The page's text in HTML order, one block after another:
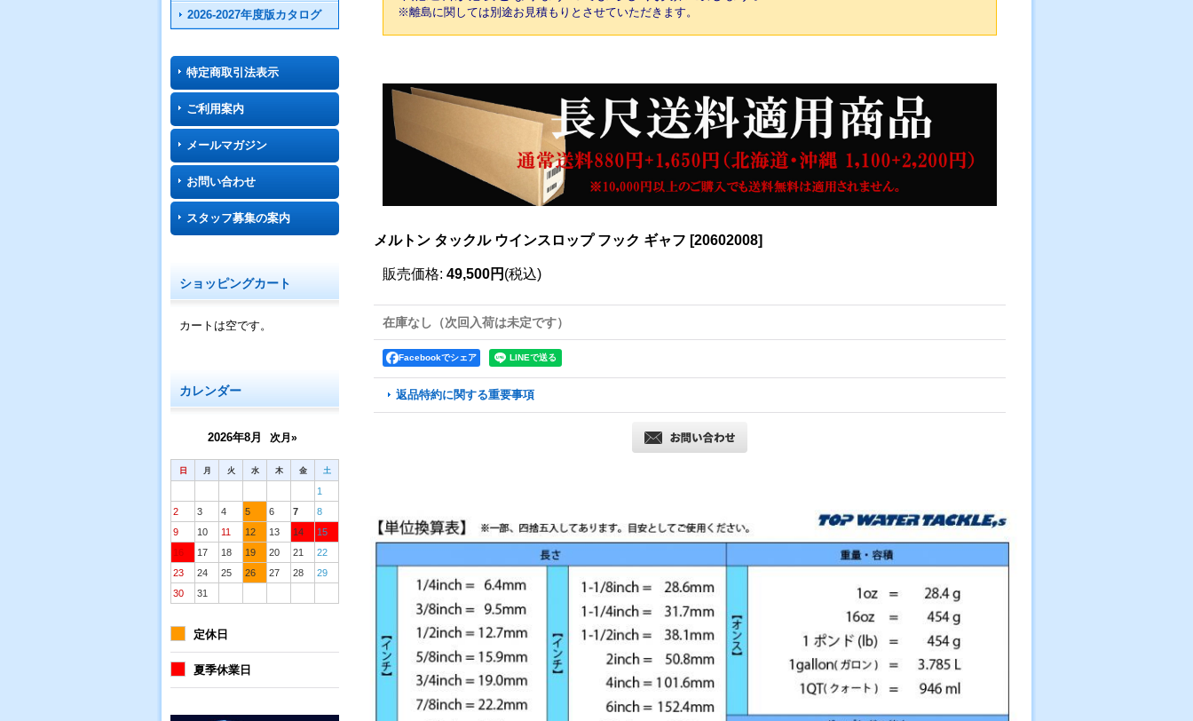
2026-2027年度版カタログ
特定商取引法表示
ご利用案内
メールマガジン
お問い合わせ
スタッフ募集の案内
ショッピングカート
カートは空です。
カレンダー
2026年8月 次月»
日 月 火 水 木 金 土
1
2
3 4 5 6 7
8
9
10 11 12 13 14
15
16
17 18 19 20 21
22
23
24 25 26 27 28
29
30
31
定休日
夏季休業日
※離島に関しては別途お見積もりとさせていただきます。
メルトン タックル ウインスロップ フック ギャフ [20602008]
販売価格: 49,500円 (税込)
在庫なし（次回入荷は未定です）
Facebookでシェア
返品特約に関する重要事項